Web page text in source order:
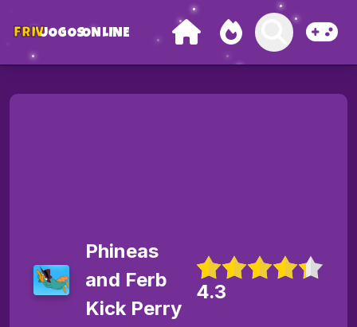
FRIVJOGOSONLINE
Phineas
and Ferb
Kick Perry
4.3